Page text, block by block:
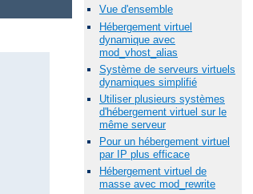
Vue d'ensemble
Hébergement virtuel
dynamique avec
mod_vhost_alias
Système de serveurs virtuels
dynamiques simplifié
Utiliser plusieurs systèmes
d'hébergement virtuel sur le
même serveur
Pour un hébergement virtuel
par IP plus efficace
Hébergement virtuel de
masse avec mod_rewrite